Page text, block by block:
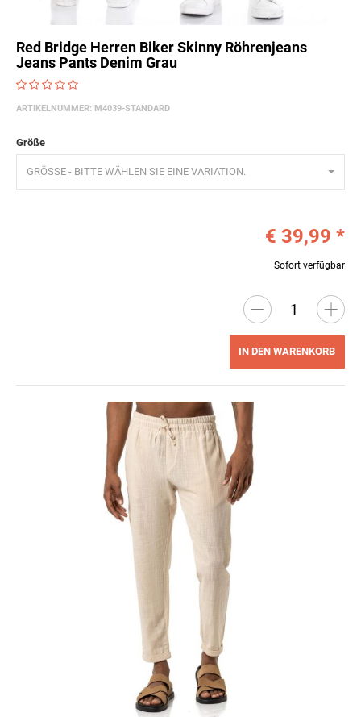
Red Bridge Herren Biker Skinny Röhrenjeans
Jeans Pants Denim Grau
ARTIKELNUMMER: M4039-STANDARD
Größe
GRÖSSE - BITTE WÄHLEN SIE EINE VARIATION.
€ 39,99 *
Sofort verfügbar
IN DEN WARENKORB